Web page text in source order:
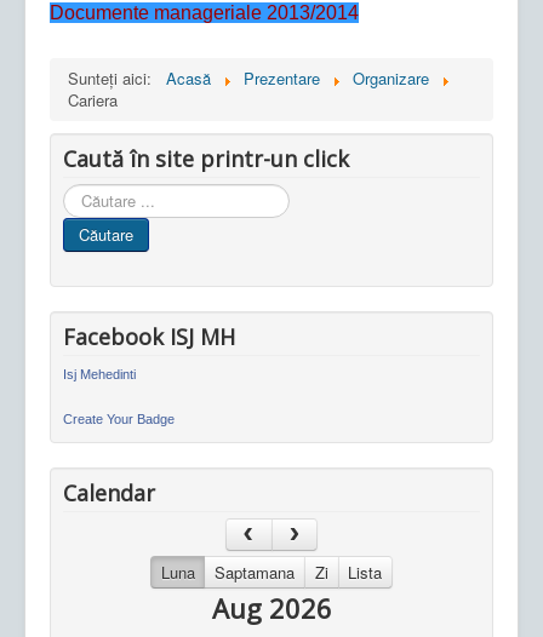
Documente manageriale 2013/2014
Sunteți aici: Acasă Prezentare
Organizare
Cariera
Caută în site printr-un click
Cauta
in
site
Căutare
Facebook ISJ MH
Isj Mehedinti
Create Your Badge
Calendar
Luna Saptamana Zi Lista
Aug 2026